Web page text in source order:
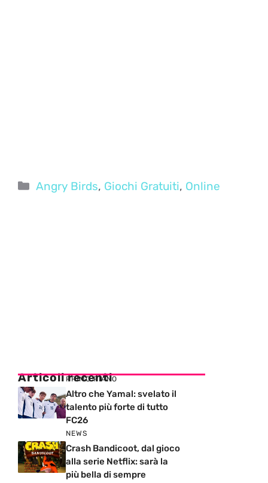
Categorie
Angry Birds, Giochi Gratuiti, Online
Articoli recenti
PRIMO PIANO
Altro che Yamal: svelato il
talento più forte di tutto
FC26
NEWS
Crash Bandicoot, dal gioco
alla serie Netflix: sarà la
più bella di sempre